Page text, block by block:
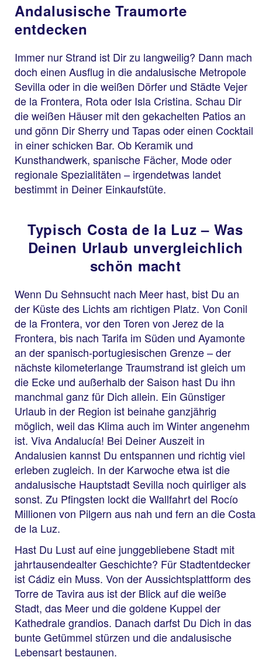
Andalusische Traumorte
entdecken
Immer nur Strand ist Dir zu langweilig? Dann mach
doch einen Ausflug in die andalusische Metropole
Sevilla oder in die weißen Dörfer und Städte Vejer
de la Frontera, Rota oder Isla Cristina. Schau Dir
die weißen Häuser mit den gekachelten Patios an
und gönn Dir Sherry und Tapas oder einen Cocktail
in einer schicken Bar. Ob Keramik und
Kunsthandwerk, spanische Fächer, Mode oder
regionale Spezialitäten – irgendetwas landet
bestimmt in Deiner Einkaufstüte.
Typisch Costa de la Luz – Was
Deinen Urlaub unvergleichlich
schön macht
Wenn Du Sehnsucht nach Meer hast, bist Du an
der Küste des Lichts am richtigen Platz. Von Conil
de la Frontera, vor den Toren von Jerez de la
Frontera, bis nach Tarifa im Süden und Ayamonte
an der spanisch-portugiesischen Grenze – der
nächste kilometerlange Traumstrand ist gleich um
die Ecke und außerhalb der Saison hast Du ihn
manchmal ganz für Dich allein. Ein Günstiger
Urlaub in der Region ist beinahe ganzjährig
möglich, weil das Klima auch im Winter angenehm
ist. Viva Andalucía! Bei Deiner Auszeit in
Andalusien kannst Du entspannen und richtig viel
erleben zugleich. In der Karwoche etwa ist die
andalusische Hauptstadt Sevilla noch quirliger als
sonst. Zu Pfingsten lockt die Wallfahrt del Rocío
Millionen von Pilgern aus nah und fern an die Costa
de la Luz.
Hast Du Lust auf eine junggebliebene Stadt mit
jahrtausendealter Geschichte? Für Stadtentdecker
ist Cádiz ein Muss. Von der Aussichtsplattform des
Torre de Tavira aus ist der Blick auf die weiße
Stadt, das Meer und die goldene Kuppel der
Kathedrale grandios. Danach darfst Du Dich in das
bunte Getümmel stürzen und die andalusische
Lebensart bestaunen.